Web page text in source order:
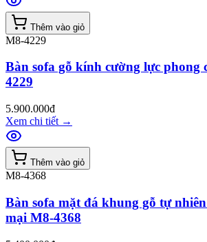
Thêm vào giỏ
M8-4229
Bàn sofa gỗ kính cường lực phong
4229
5.900.000đ
Xem chi tiết →
Thêm vào giỏ
M8-4368
Bàn sofa mặt đá khung gỗ tự
mại M8-4368